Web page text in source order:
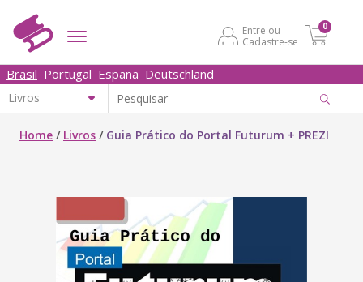
Entre ou
Cadastre-se
0
Brasil Portugal España Deutschland
Home / Livros / Guia Prático do Portal Futurum + PREZI